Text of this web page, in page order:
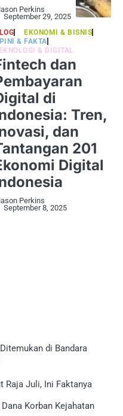
Perkins
September 29, 2025
dan
di
Tren,
dan
201
Digital
EKONOMI & BISNIS
& FAKTA
& DIGITAL
Perkins
September 8, 2025
di Bandara
Raja Juli, Ini Faktanya
Korban Kejahatan